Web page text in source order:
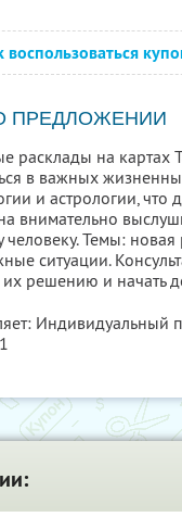
воспользоваться
ПРЕДЛОЖЕНИИ
расклады на картах
в важных
и астрологии, что
внимательно
Темы:
ситуации.
решению и начать
Индивидуальный